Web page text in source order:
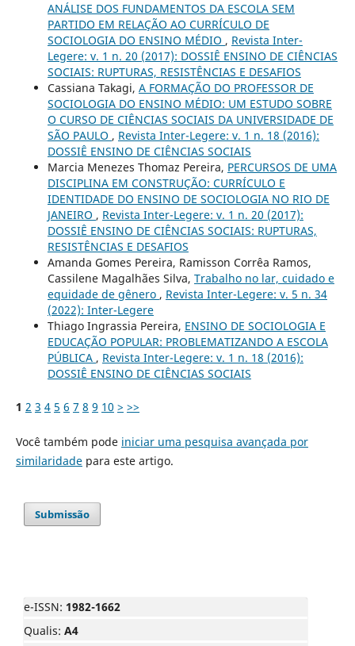
ANÁLISE DOS FUNDAMENTOS DA ESCOLA SEM
PARTIDO EM RELAÇÃO AO CURRÍCULO DE
SOCIOLOGIA DO ENSINO MÉDIO , Revista Inter-
Legere: v. 1 n. 20 (2017): DOSSIÊ ENSINO DE CIÊNCIAS
SOCIAIS: RUPTURAS, RESISTÊNCIAS E DESAFIOS
Cassiana Takagi, A FORMAÇÃO DO PROFESSOR DE
SOCIOLOGIA DO ENSINO MÉDIO: UM ESTUDO SOBRE
O CURSO DE CIÊNCIAS SOCIAIS DA UNIVERSIDADE DE
SÃO PAULO , Revista Inter-Legere: v. 1 n. 18 (2016):
DOSSIÊ ENSINO DE CIÊNCIAS SOCIAIS
Marcia Menezes Thomaz Pereira, PERCURSOS DE UMA
DISCIPLINA EM CONSTRUÇÃO: CURRÍCULO E
IDENTIDADE DO ENSINO DE SOCIOLOGIA NO RIO DE
JANEIRO , Revista Inter-Legere: v. 1 n. 20 (2017):
DOSSIÊ ENSINO DE CIÊNCIAS SOCIAIS: RUPTURAS,
RESISTÊNCIAS E DESAFIOS
Amanda Gomes Pereira, Ramisson Corrêa Ramos,
Cassilene Magalhães Silva, Trabalho no lar, cuidado e
equidade de gênero , Revista Inter-Legere: v. 5 n. 34
(2022): Inter-Legere
Thiago Ingrassia Pereira, ENSINO DE SOCIOLOGIA E
EDUCAÇÃO POPULAR: PROBLEMATIZANDO A ESCOLA
PÚBLICA , Revista Inter-Legere: v. 1 n. 18 (2016):
DOSSIÊ ENSINO DE CIÊNCIAS SOCIAIS
1 2 3 4 5 6 7 8 9 10 > >>
Você também pode iniciar uma pesquisa avançada por
similaridadepara este artigo.
Submissão
e-ISSN: 1982-1662
Qualis: A4